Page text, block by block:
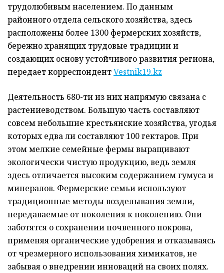
трудолюбивым населением. По данным
районного отдела сельского хозяйства, здесь
расположены более 1300 фермерских хозяйств,
бережно хранящих трудовые традиции и
создающих основу устойчивого развития региона,
передает корреспондентVestnik19.kz
Деятельность 680-ти из них напрямую связана с
растениеводством. Большую часть составляют
совсем небольшие крестьянские хозяйства, угодья
которых едва ли составляют 100 гектаров. При
этом мелкие семейные фермы выращивают
экологически чистую продукцию, ведь земля
здесь отличается высоким содержанием гумуса и
минералов. Фермерские семьи используют
традиционные методы возделывания земли,
передаваемые от поколения к поколению. Они
заботятся о сохранении почвенного покрова,
применяя органические удобрения и отказываясь
от чрезмерного использования химикатов, не
забывая о внедрении инноваций на своих полях.